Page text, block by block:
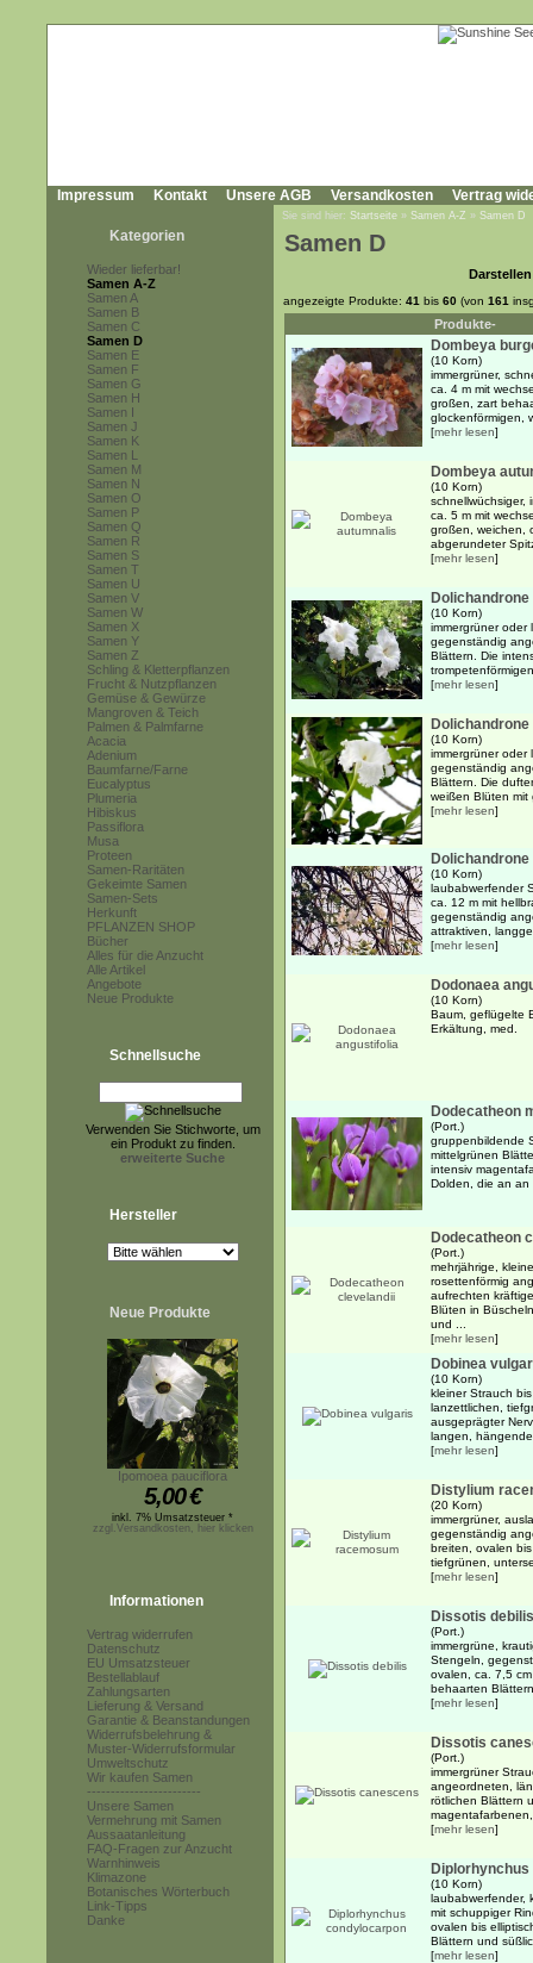
Impressum Kontakt Unsere AGB Versandkosten Vertrag
Kategorien
Wieder lieferbar!
Samen A-Z
Samen A
Samen B
Samen C
Samen D
Samen E
Samen F
Samen G
Samen H
Samen I
Samen J
Samen K
Samen L
Samen M
Samen N
Samen O
Samen P
Samen Q
Samen R
Samen S
Samen T
Samen U
Samen V
Samen W
Samen X
Samen Y
Samen Z
Schling & Kletterpflanzen
Frucht & Nutzpflanzen
Gemüse & Gewürze
Mangroven & Teich
Palmen & Palmfarne
Acacia
Adenium
Baumfarne/Farne
Eucalyptus
Plumeria
Hibiskus
Passiflora
Musa
Proteen
Samen-Raritäten
Gekeimte Samen
Samen-Sets
Herkunft
PFLANZEN SHOP
Bücher
Alles für die Anzucht
Alle Artikel
Angebote
Neue Produkte
Schnellsuche
Verwenden Sie Stichworte, um
ein Produkt zu finden.
erweiterte Suche
Hersteller
Neue Produkte
Ipomoea pauciflora
5,00€
inkl. 7% Umsatzsteuer *
zzgl.Versandkosten, hier klicken
Informationen
Vertrag widerrufen
Datenschutz
EU Umsatzsteuer
Bestellablauf
Zahlungsarten
Lieferung & Versand
Garantie & Beanstandungen
Widerrufsbelehrung &
Muster-Widerrufsformular
Umweltschutz
Wir kaufen Samen
------------------------
Unsere Samen
Vermehrung mit Samen
Aussaatanleitung
FAQ-Fragen zur Anzucht
Warnhinweis
Klimazone
Botanisches Wörterbuch
Link-Tipps
Danke
Sie sind hier: Startseite » Samen A-Z » Samen D
Samen D
angezeigte Produkte: 41 bis 60 (von 161
Produkte-
Dombeya
(10 Korn)
immergrüner,
ca. 4 m mit
großen, zart
glockenförmigen,
[mehr lesen]
Dombeya
(10 Korn)
schnellwüchsiger,
ca. 5 m mit
großen, weichen,
abgerundeter
[mehr lesen]
(10 Korn)
immergrüner oder
gegenständig
Blättern. Die
[mehr lesen]
(10 Korn)
immergrüner oder
gegenständig
Blättern. Die
weißen Blüten mit
[mehr lesen]
Dolichandrone
(10 Korn)
laubabwerfender
ca. 12 m mit
gegenständig
attraktiven,
[mehr lesen]
Dodonaea
(10 Korn)
Baum, geflügelte
Erkältung, med.
Dodecatheon
(Port.)
gruppenbildende
mittelgrünen
intensiv
Dolden, die an an
Dodecatheon
(Port.)
mehrjährige,
rosettenförmig
aufrechten
Blüten in
und ...
[mehr lesen]
Dobinea
(10 Korn)
kleiner Strauch
lanzettlichen,
ausgeprägter
langen,
[mehr lesen]
Distylium
(20 Korn)
immergrüner,
gegenständig
breiten, ovalen
tiefgrünen,
[mehr lesen]
Dissotis debilis
(Port.)
immergrüne,
Stengeln,
ovalen, ca. 7,5
behaarten
[mehr lesen]
Dissotis
(Port.)
immergrüner
angeordneten,
rötlichen Blättern
[mehr lesen]
(10 Korn)
laubabwerfender,
mit schuppiger
ovalen bis
Blättern und
[mehr lesen]